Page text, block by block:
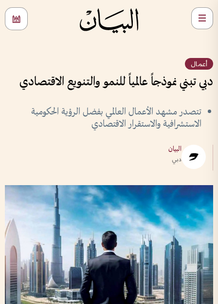
أعمال
دبي تبني نموذجاً عالمياً للنمو والتنويع الاقتصادي
تتصدر مشهد الأعمال العالمي بفضل الرؤية الحكومية
الاستشرافية والاستقرار الاقتصادي
البيان
دبي